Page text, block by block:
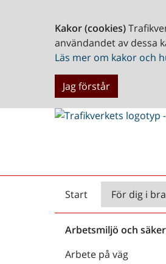
Kakor (cookies)
användandet av dessa
Läs mer om kakor och
Jag förstår
Start
Startsida För dig i
Arbetsmiljö och
Arbete på väg